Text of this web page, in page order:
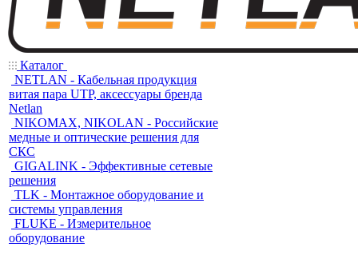
Каталог
NETLAN - Кабельная продукция
витая пара UTP, аксессуары бренда
Netlan
NIKOMAX, NIKOLAN - Российские
медные и оптические решения для
СКС
GIGALINK - Эффективные сетевые
решения
TLK - Монтажное оборудование и
системы управления
FLUKE - Измерительное
оборудование